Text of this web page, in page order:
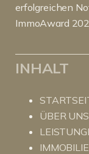
erfolgreichen
ImmoAward
INHALT
ÜBER UNS